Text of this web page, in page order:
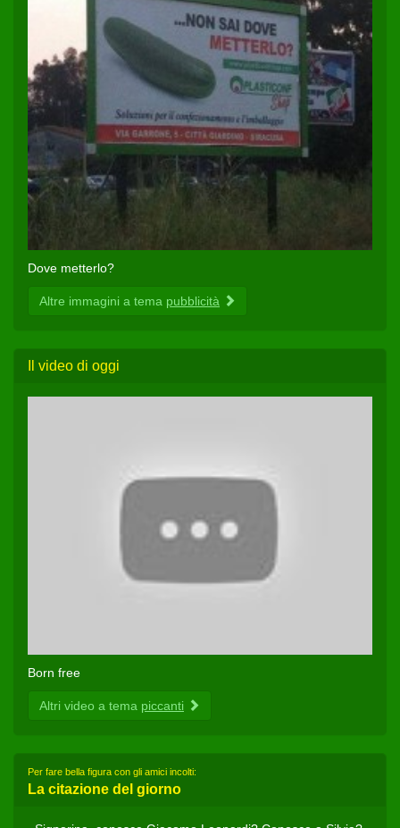
Dove metterlo?
Altre immagini a tema pubblicità
Il video di oggi
Born free
Altri video a tema piccanti
Per fare bella figura con gli amici incolti:
La citazione del giorno